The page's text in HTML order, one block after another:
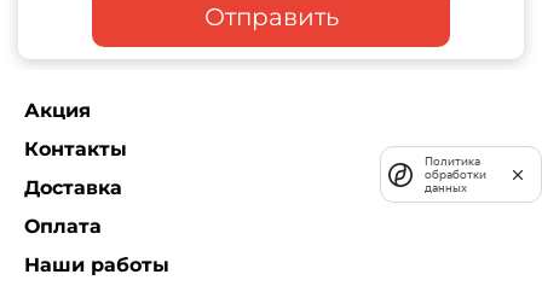
Отправить
Акция
Контакты
Доставка
Оплата
Наши работы
Политика
обработки
данных